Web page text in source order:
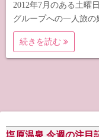
2012年7月のある土曜
グループへの一人旅
続きを読む
塩原温泉 今週の注目